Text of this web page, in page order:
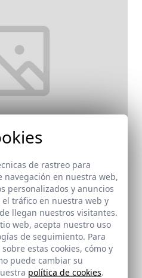
el Puerto de Tarifa
de rastreo para
en nuestra web,
personalizados y anuncios
tráfico en nuestra web y
llegan nuestros visitantes.
web, acepta nuestro uso
de seguimiento. Para
estas cookies, cómo y
puede cambiar su
política de cookies.